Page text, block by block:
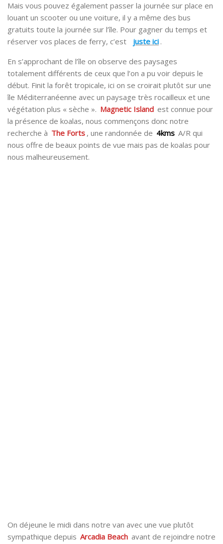
Mais vous pouvez également passer la journée sur place en
louant un scooter ou une voiture, il y a même des bus
gratuits toute la journée sur l’île. Pour gagner du temps et
réserver vos places de ferry, c’est
juste ici .
En s’approchant de l’île on observe des paysages
totalement différents de ceux que l’on a pu voir depuis le
début. Finit la forêt tropicale, ici on se croirait plutôt sur une
île Méditerranéenne avec un paysage très rocailleux et une
végétation plus « sèche ». Magnetic Island est connue pour
la présence de koalas, nous commençons donc notre
recherche à The Forts , une randonnée de 4kms A/R qui
nous offre de beaux points de vue mais pas de koalas pour
nous malheureusement.
On déjeune le midi dans notre van avec une vue plutôt
sympathique depuis Arcadia Beach avant de rejoindre notre